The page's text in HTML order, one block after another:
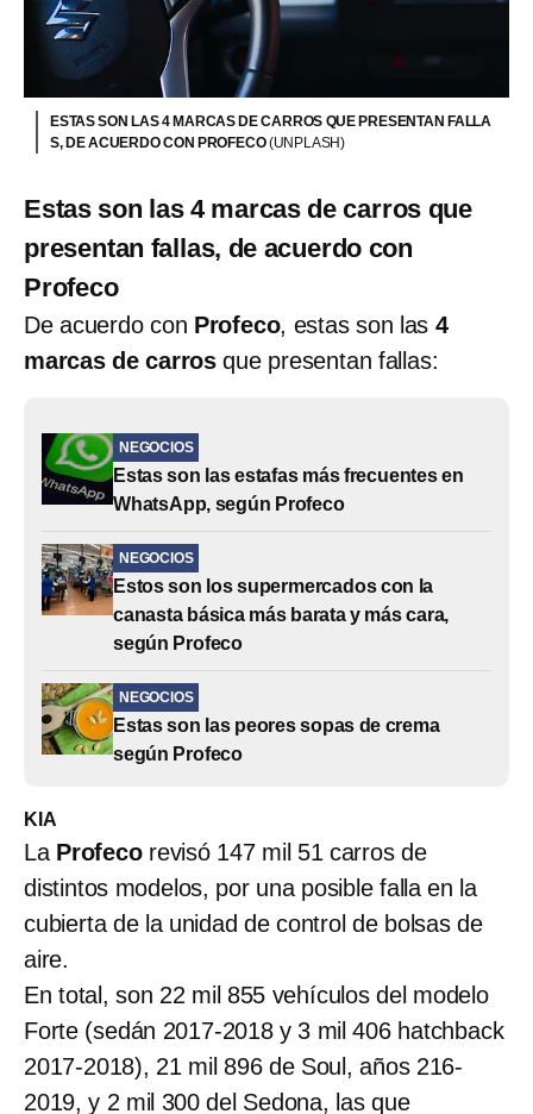
ESTAS SON LAS 4 MARCAS DE CARROS QUE PRESENTAN FALLA
S, DE ACUERDO CON PROFECO(UNPLASH)
Estas son las 4 marcas de carros que
presentan fallas, de acuerdo con
Profeco
De acuerdo con Profeco, estas son las 4
marcas de carros que presentan fallas:
NEGOCIOS
Estas son las estafas más frecuentes en
WhatsApp, según Profeco
NEGOCIOS
Estos son los supermercados con la
canasta básica más barata y más cara,
según Profeco
NEGOCIOS
Estas son las peores sopas de crema
según Profeco
KIA
La Profecorevisó 147 mil 51 carros de
distintos modelos, por una posible falla en la
cubierta de la unidad de control de bolsas de
aire.
En total, son 22 mil 855 vehículos del modelo
Forte (sedán 2017-2018 y 3 mil 406 hatchback
2017-2018), 21 mil 896 de Soul, años 216-
2019, y 2 mil 300 del Sedona, las que